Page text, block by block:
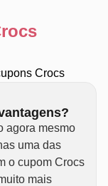
Crocs
agora mesmo
uma das
o cupom Crocs
mais